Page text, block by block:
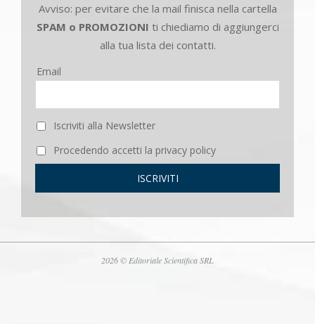
Avviso: per evitare che la mail finisca nella cartella
SPAM o PROMOZIONI ti chiediamo di aggiungerci
alla tua lista dei contatti.
Email
Iscriviti alla Newsletter
Procedendo accetti la privacy policy
2026 © Editoriale Scientifica SRL